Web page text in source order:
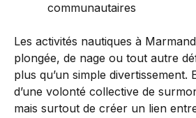
communautaires
Les activités nautiques à
plongée, de nage ou tout autre
plus qu’un simple divertissement.
d’une volonté collective de
mais surtout de créer un lien